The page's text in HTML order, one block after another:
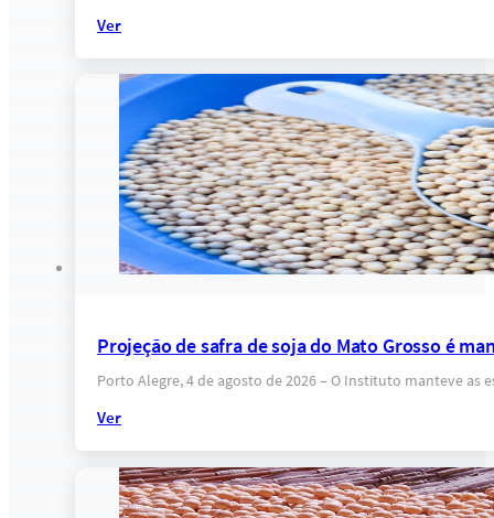
Ver
Projeção de safra de soja do Mato Grosso é
Porto Alegre, 4 de agosto de 2026 – O Instituto manteve as
Ver